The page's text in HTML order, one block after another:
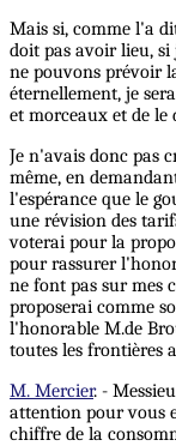
Mais si, comme l'a
doit pas avoir lieu,
ne pouvons prévoir
éternellement, je
et morceaux et de
Je n'avais donc pas
même, en
l'espérance que le
une révision des
voterai pour la
pour rassurer
ne font pas sur mes
proposerai comme
l'honorable M.de
toutes les frontières
M. Mercier. -
attention pour vous
chiffre de la